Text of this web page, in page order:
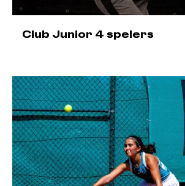
Club Junior 4 spelers